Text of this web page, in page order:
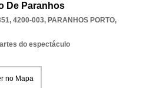
De Paranhos
4200-003, PARANHOS PORTO,
do espectáculo
no Mapa